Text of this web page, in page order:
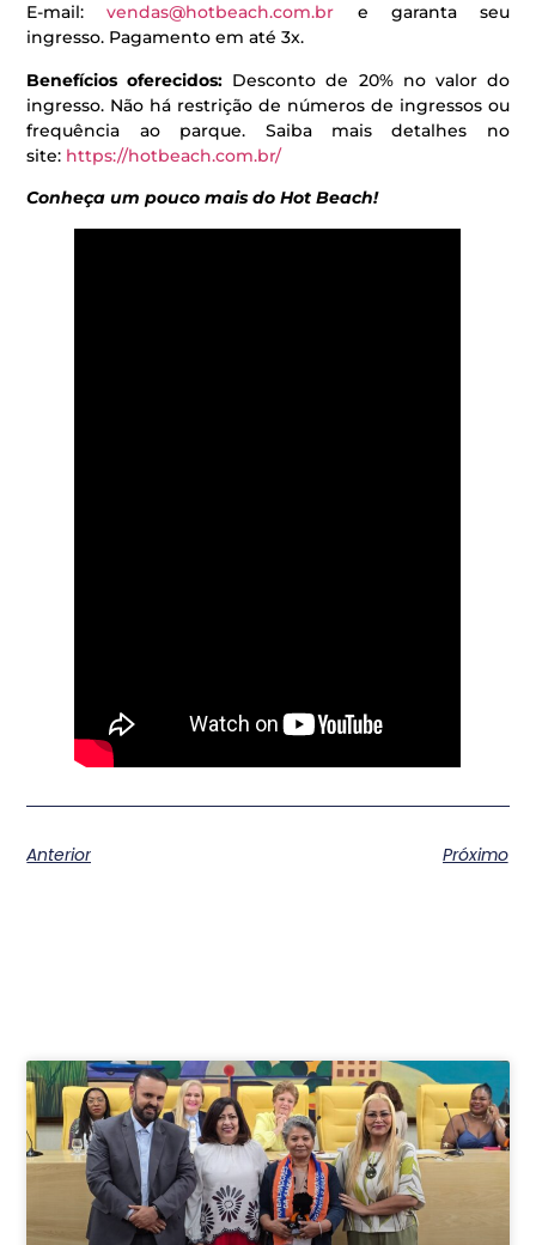
E-mail:vendas@hotbeach.com.br e garanta seu
ingresso. Pagamento em até 3x.
Benefícios oferecidos: Desconto de 20% no valor do
ingresso. Não há restrição de números de ingressos ou
frequência ao parque. Saiba mais detalhes no
site: https://hotbeach.com.br/
Conheça um pouco mais do Hot Beach!
Anterior Próximo
Postagens relacionadas